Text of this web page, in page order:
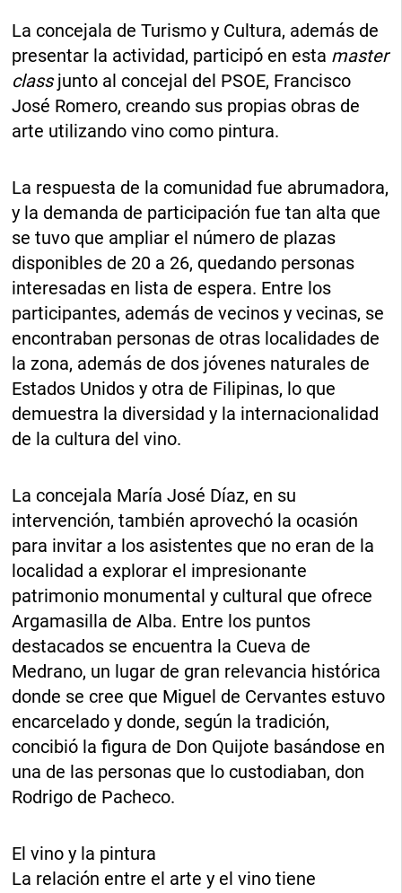
La concejala de Turismo y Cultura, además de
presentar la actividad, participó en esta master
classjunto al concejal del PSOE, Francisco
José Romero, creando sus propias obras de
arte utilizando vino como pintura.
La respuesta de la comunidad fue abrumadora,
y la demanda de participación fue tan alta que
se tuvo que ampliar el número de plazas
disponibles de 20 a 26, quedando personas
interesadas en lista de espera. Entre los
participantes, además de vecinos y vecinas, se
encontraban personas de otras localidades de
la zona, además de dos jóvenes naturales de
Estados Unidos y otra de Filipinas, lo que
demuestra la diversidad y la internacionalidad
de la cultura del vino.
La concejala María José Díaz, en su
intervención, también aprovechó la ocasión
para invitar a los asistentes que no eran de la
localidad a explorar el impresionante
patrimonio monumental y cultural que ofrece
Argamasilla de Alba. Entre los puntos
destacados se encuentra la Cueva de
Medrano, un lugar de gran relevancia histórica
donde se cree que Miguel de Cervantes estuvo
encarcelado y donde, según la tradición,
concibió la figura de Don Quijote basándose en
una de las personas que lo custodiaban, don
Rodrigo de Pacheco.
El vino y la pintura
La relación entre el arte y el vino tiene